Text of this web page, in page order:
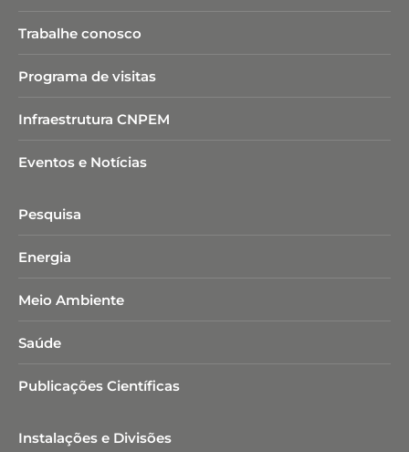
Trabalhe conosco
Programa de visitas
Infraestrutura CNPEM
Eventos e Notícias
Pesquisa
Energia
Meio Ambiente
Saúde
Publicações Científicas
Instalações e Divisões